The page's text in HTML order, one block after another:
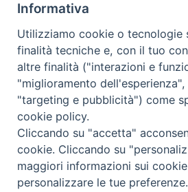
Redazione
Scrivici
Copyright © 2019 - Tutti
Trentina Editrice
Privacy Policy
Informativa
Utilizziamo cookie o tecnologie
finalità tecniche e, con il tuo
altre finalità ("interazioni e
"miglioramento
"targeting e pubblicità") come
cookie policy.
Cliccando su "accetta"
cookie. Cliccando su
maggiori informazioni sui
personalizzare le tue